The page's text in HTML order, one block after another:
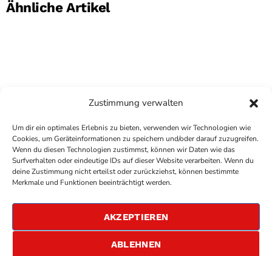
Zustimmung verwalten
Um dir ein optimales Erlebnis zu bieten, verwenden wir Technologien wie
Cookies, um Geräteinformationen zu speichern und/oder darauf zuzugreifen.
Wenn du diesen Technologien zustimmst, können wir Daten wie das
Surfverhalten oder eindeutige IDs auf dieser Website verarbeiten. Wenn du
deine Zustimmung nicht erteilst oder zurückziehst, können bestimmte
Merkmale und Funktionen beeinträchtigt werden.
AKZEPTIEREN
ABLEHNEN
Ähnliche Artikel
COPYRIGHTANTENNE BAD KREUZNACH
DATENSCHUTZERKLÄRUNG
ALLGEMEINE GESCHÄFTSBEDINGUNGEN